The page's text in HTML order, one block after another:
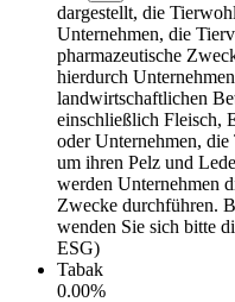
dargestellt, die
Unternehmen, die
pharmazeutische
hierdurch
landwirtschaftlichen
einschließlich Fleisch,
oder Unternehmen, die
um ihren Pelz und
werden Unternehmen
Zwecke durchführen.
wenden Sie sich bitte
ESG)
Tabak
0.00%